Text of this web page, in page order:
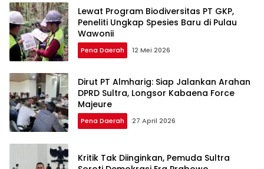
Lewat Program Biodiversitas PT GKP,
Peneliti Ungkap Spesies Baru di Pulau
Wawonii
Pena Daerah 12 Mei 2026
Dirut PT Almharig: Siap Jalankan Arahan
DPRD Sultra, Longsor Kabaena Force
Majeure
Pena Daerah 27 April 2026
Kritik Tak Diinginkan, Pemuda Sultra